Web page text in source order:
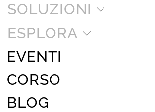
SOLUZIONI
ESPLORA
EVENTI
CORSO
BLOG